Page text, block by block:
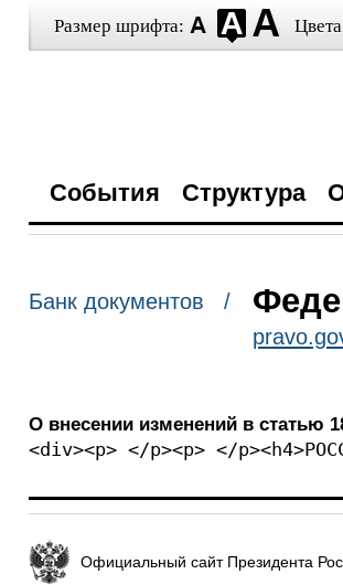
Размер шрифта:
События Структура
Банк документов /
О внесении изменений в статью
<div><p> </p><p> </
Официальный сайт Президента